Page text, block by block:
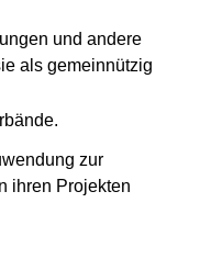
und andere
als gemeinnützig
zur
ihren Projekten